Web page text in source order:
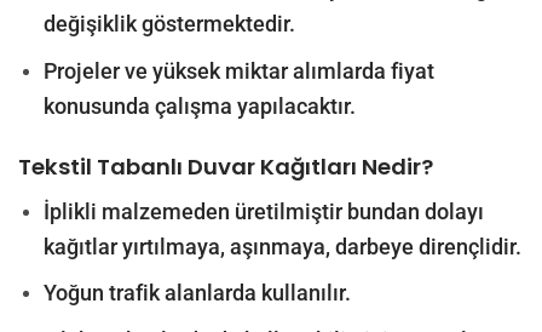
değişiklik göstermektedir.
Projeler ve yüksek miktar alımlarda fiyat
konusunda çalışma yapılacaktır.
Tekstil Tabanlı Duvar Kağıtları Nedir?
İplikli malzemeden üretilmiştir bundan dolayı
kağıtlar yırtılmaya, aşınmaya, darbeye dirençlidir.
Yoğun trafik alanlarda kullanılır.